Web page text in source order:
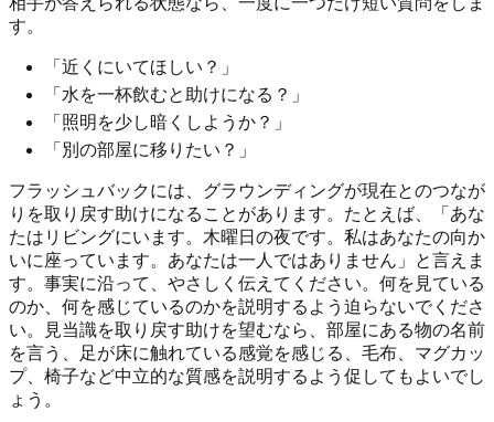
す。
「近くにいてほしい？」
「水を一杯飲むと助けになる？」
「照明を少し暗くしようか？」
「別の部屋に移りたい？」
フラッシュバックには、グラウンディングが現在とのつなが
りを取り戻す助けになることがあります。たとえば、「あな
たはリビングにいます。木曜日の夜です。私はあなたの向か
いに座っています。あなたは一人ではありません」と言えま
す。事実に沿って、やさしく伝えてください。何を見ている
のか、何を感じているのかを説明するよう迫らないでくださ
い。見当識を取り戻す助けを望むなら、部屋にある物の名前
を言う、足が床に触れている感覚を感じる、毛布、マグカッ
プ、椅子など中立的な質感を説明するよう促してもよいでし
ょう。